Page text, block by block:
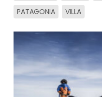
PATAGONIA
VILLA